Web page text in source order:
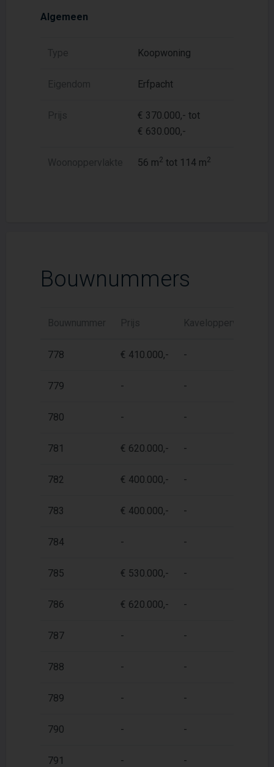
Algemeen
Type Koopwoning
Eigendom Erfpacht
Prijs
€ 370.000,- tot
€ 630.000,-
Woonoppervlakte 56 m2 tot 114 m2
Bouwnummers
Bouwnummer Prijs Kaveloppervlak
778 € 410.000,- -
779 - -
780 - -
781 € 620.000,- -
782 € 400.000,- -
783 € 400.000,- -
784 - -
785 € 530.000,- -
786 € 620.000,- -
787 - -
788 - -
789 - -
790 - -
791 - -